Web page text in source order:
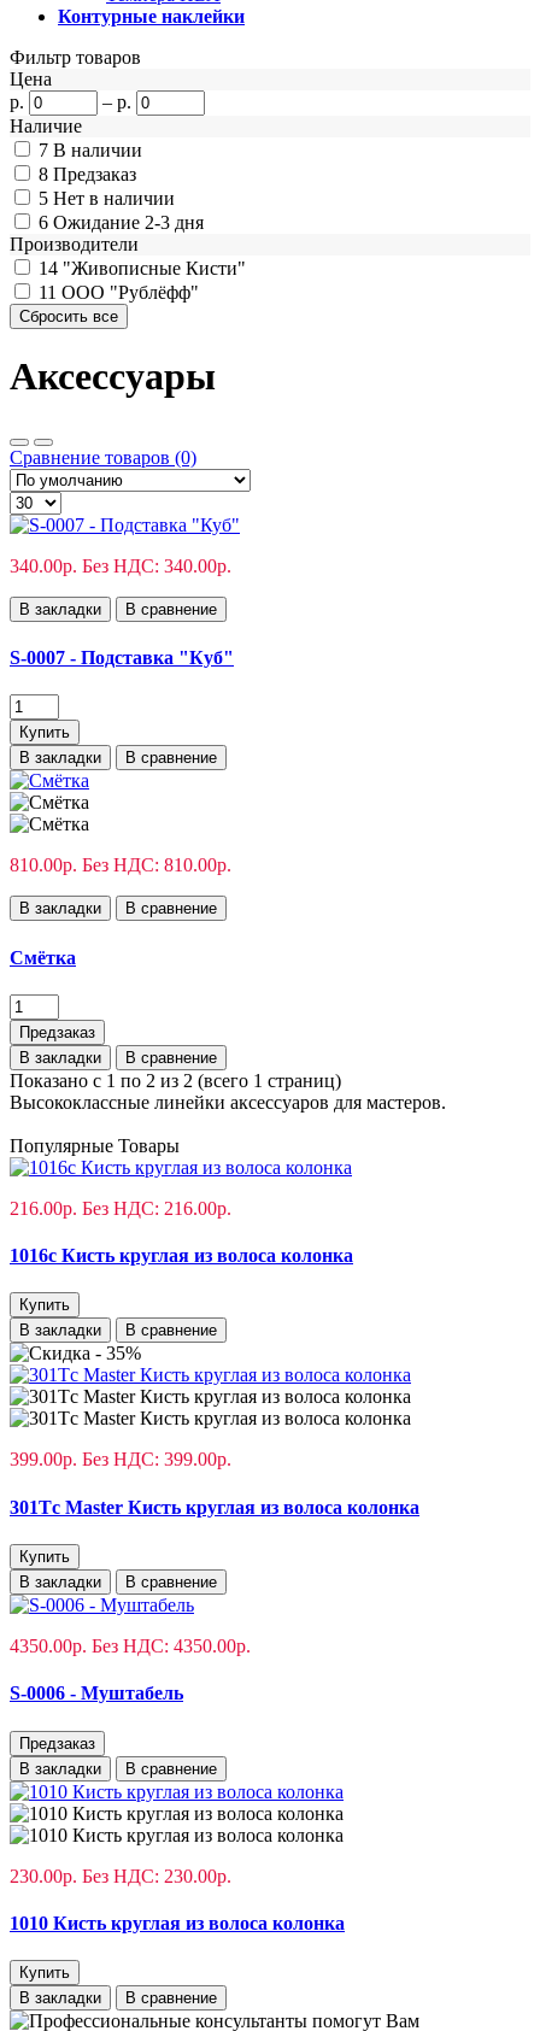
Контурные наклейки
Фильтр товаров
Цена
р.
– р.
Наличие
7 В наличии
8 Предзаказ
5 Нет в наличии
6 Ожидание 2-3 дня
Производители
14 "Живописные Кисти"
11 ООО "Рублёфф"
Аксессуары
Сравнение товаров (0)
340.00р. Без НДС: 340.00р.
В закладки В сравнение
S-0007 - Подставка "Куб"
Купить
В закладки
В сравнение
810.00р. Без НДС: 810.00р.
В закладки В сравнение
Смётка
Предзаказ
В закладки
В сравнение
Показано с 1 по 2 из 2 (всего 1 страниц)
Высококлассные линейки аксессуаров для мастеров.
Популярные Товары
216.00р. Без НДС: 216.00р.
1016с Кисть круглая из волоса колонка
Купить
В закладки
В сравнение
399.00р. Без НДС: 399.00р.
301Tс Master Кисть круглая из волоса колонка
Купить
В закладки
В сравнение
4350.00р. Без НДС: 4350.00р.
S-0006 - Муштабель
Предзаказ
В закладки
В сравнение
230.00р. Без НДС: 230.00р.
1010 Кисть круглая из волоса колонка
Купить
В закладки
В сравнение